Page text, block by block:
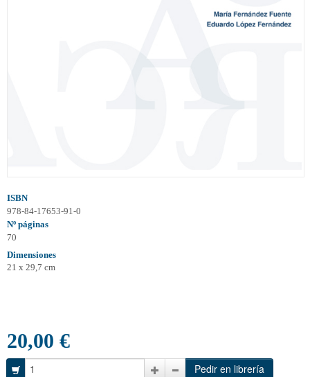
ISBN
978-84-17653-91-0
Nº páginas
70
Dimensiones
21 x 29,7 cm
20,00 €